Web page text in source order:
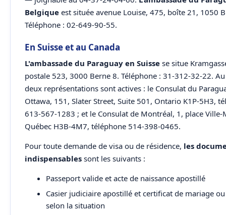
Belgique est située avenue Louise, 475, boîte 21, 1050
Téléphone : 02-649-90-55.
En Suisse et au Canada
L'ambassade du Paraguay en Suisse se situe
postale 523, 3000 Berne 8. Téléphone : 31-312-32-22. Au
deux représentations sont actives : le Consulat du
Ottawa, 151, Slater Street, Suite 501, Ontario K1P-5H3,
613-567-1283 ; et le Consulat de Montréal, 1, place Ville-
Québec H3B-4M7, téléphone 514-398-0465.
Pour toute demande de visa ou de résidence, les
indispensables sont les suivants :
Passeport valide et acte de naissance apostillé
Casier judiciaire apostillé et certificat de mariage
selon la situation